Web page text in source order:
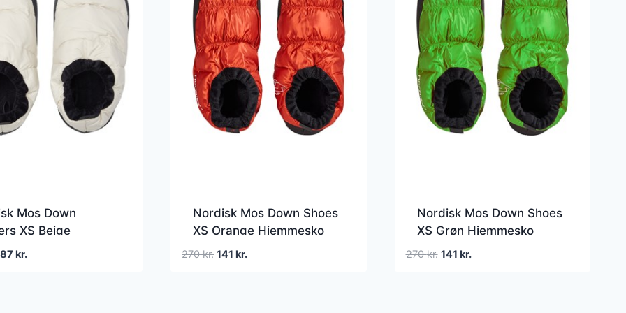
Mos Down
XS Beige
kr.Den
Nordisk Mos Down Shoes
XS Orange Hjemmesko
270kr. Den
141 kr.Den
Nordisk Mos Down Shoes
XS Grøn Hjemmesko
270kr. Den
141 kr.Den